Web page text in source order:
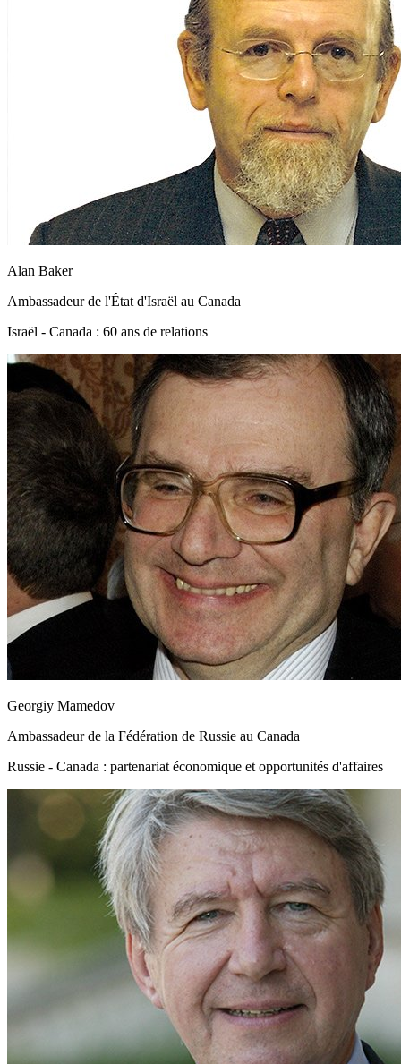
Alan Baker
Ambassadeur de l'État d'Israël au Canada
Israël - Canada : 60 ans de relations
Georgiy Mamedov
Ambassadeur de la Fédération de Russie au Canada
Russie - Canada : partenariat économique et opportunités d'affaires